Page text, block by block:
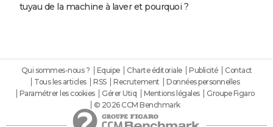
tuyau de la machine à laver et pourquoi ?
Qui sommes-nous ? Equipe Charte éditoriale Publicité
Contact
Tous les articles
RSS Recrutement
Données personnelles
Paramétrer les cookies
Gérer Utiq Mentions légales
Groupe Figaro
© 2026 CCM Benchmark